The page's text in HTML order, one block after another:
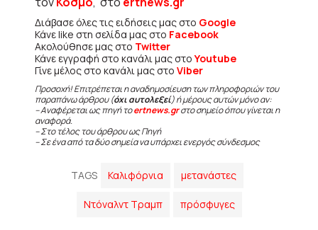
Διάβασε όλες τις ειδήσεις μας στο Google
Κάνε like στη σελίδα μας στο Facebook
Ακολούθησε μας στο Twitter
Κάνε εγγραφή στο κανάλι μας στοYoutube
Γίνε μέλος στο κανάλι μας στο Viber
Προσοχή! Επιτρέπεται η αναδημοσίευση των πληροφοριών του
παραπάνω άρθρου (όχι αυτολεξεί) ή μέρους αυτών μόνο αν:
– Αναφέρεται ως πηγή τοertnews.grστο σημείο όπου γίνεται η
αναφορά.
– Στο τέλος του άρθρου ως Πηγή
– Σε ένα από τα δύο σημεία να υπάρχει ενεργός σύνδεσμος
TAGS Καλιφόρνια μετανάστες
Ντόναλντ Τραμπ πρόσφυγες